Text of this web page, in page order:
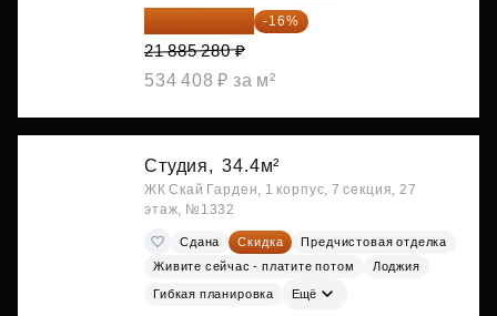
18 383 635 ₽ -16%
21 885 280 ₽
534 408 ₽ за м²
Студия, 34.4м²
ЖК Скай Гарден, 1 корпус, 7 секция, 27
этаж, №1332
Сдана Скидка
Предчистовая отделка
Живите сейчас - платите потом
Лоджия
Гибкая планировка Ещё